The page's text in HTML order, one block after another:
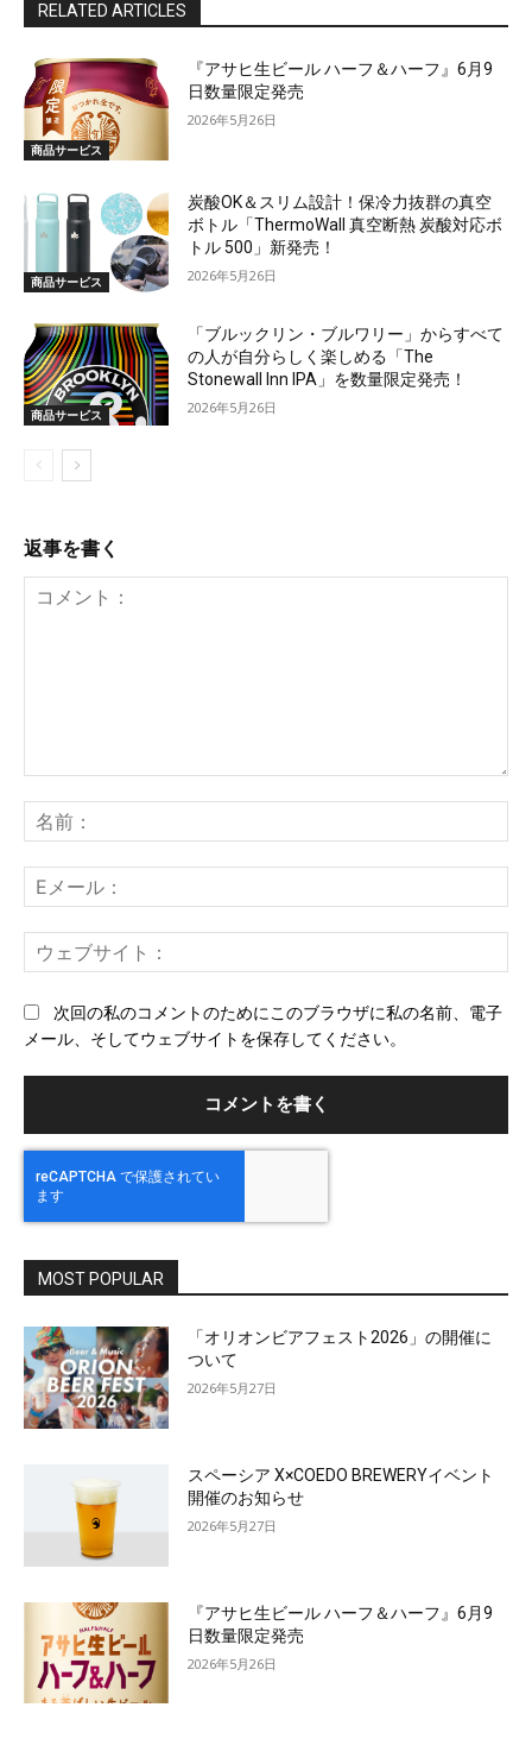
RELATED ARTICLES
商品サービス
『アサヒ生ビール ハーフ＆ハーフ』6月9
日数量限定発売
2026年5月26日
商品サービス
炭酸OK＆スリム設計！保冷力抜群の真空
ボトル「ThermoWall 真空断熱 炭酸対応ボ
トル 500」新発売！
2026年5月26日
商品サービス
「ブルックリン・ブルワリー」からすべて
の人が自分らしく楽しめる「The
Stonewall Inn IPA」を数量限定発売！
2026年5月26日
返事を書く
ン
ト：
前
メ
ー
ェ
次回の私のコメントのためにこのブラウザに私の名前、電子
メール、そしてウェブサイトを保存してください。
MOST POPULAR
「オリオンビアフェスト2026」の開催に
ついて
2026年5月27日
スペーシア X×COEDO BREWERYイベント
開催のお知らせ
2026年5月27日
『アサヒ生ビール ハーフ＆ハーフ』6月9
日数量限定発売
2026年5月26日